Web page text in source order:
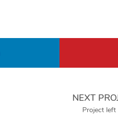
NEXT
Project left